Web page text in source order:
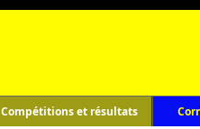
Compétitions et résultats